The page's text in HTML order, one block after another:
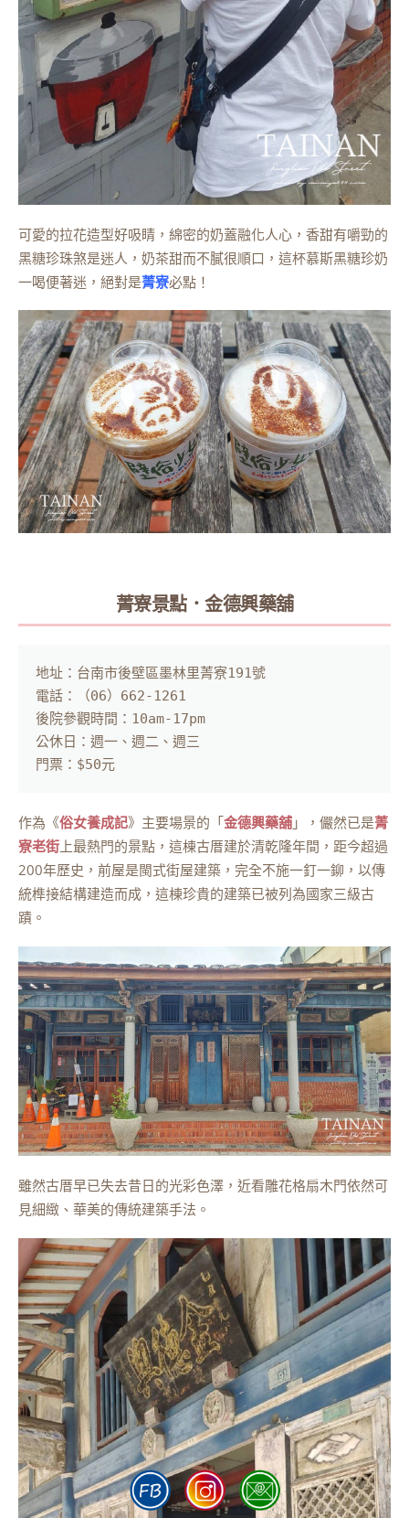
可愛的拉花造型好吸睛，綿密的奶蓋融化人心，香甜有嚼勁的
黑糖珍珠煞是迷人，奶茶甜而不膩很順口，這杯慕斯黑糖珍奶
一喝便著迷，絕對是菁寮必點！
菁寮景點．金德興藥舖
地址：台南市後壁區墨林里菁寮191號
電話：（06）662-1261
後院參觀時間：10am-17pm
公休日：週一、週二、週三
門票：$50元
作為《俗女養成記》主要場景的「金德興藥舖 」，儼然已是菁
寮老街 上最熱門的景點，這棟古厝建於清乾隆年間，距今超過
200年歷史，前屋是閩式街屋建築，完全不施一釘一鉚，以傳
統榫接結構建造而成，這棟珍貴的建築已被列為國家三級古
蹟。
雖然古厝早已失去昔日的光彩色澤，近看雕花格扇木門依然可
見細緻、華美的傳統建築手法。